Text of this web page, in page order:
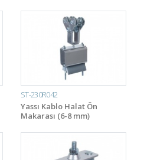
ST-230R042
Yassı Kablo Halat Ön
Makarası (6-8 mm)